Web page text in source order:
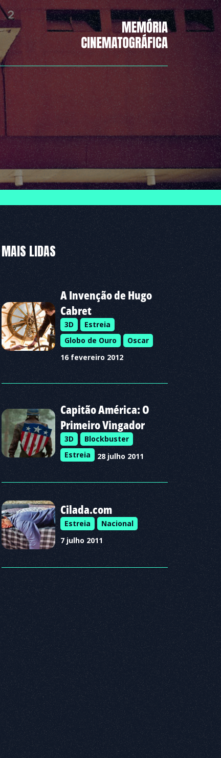
MAIS LIDAS
A Invenção de Hugo
Cabret
3D
Estreia
Globo de Ouro
Oscar
16 fevereiro 2012
Capitão América: O
Primeiro Vingador
3D
Blockbuster
Estreia
28 julho 2011
Cilada.com
Estreia
Nacional
7 julho 2011